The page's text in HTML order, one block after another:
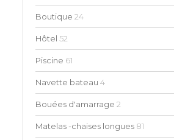
Boutique 24
Hôtel 52
Piscine 61
Navette bateau 4
Bouées d'amarrage 2
Matelas -chaises longues 81